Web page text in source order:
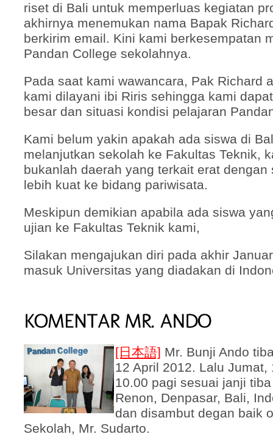
riset di Bali untuk memperluas kegiatan
akhirnya menemukan nama Bapak
berkirim email. Kini kami berkesempatan
Pandan College sekolahnya.
Pada saat kami wawancara, Pak Richard
kami dilayani ibi Riris sehingga kami
besar dan situasi kondisi pelajaran
Kami belum yakin apakah ada siswa di
melanjutkan sekolah ke Fakultas Teknik,
bukanlah daerah yang terkait erat dengan
lebih kuat ke bidang pariwisata.
Meskipun demikian apabila ada siswa
ujian ke Fakultas Teknik kami,
Silakan mengajukan diri pada akhir
masuk Universitas yang diadakan di
[日本語] Mr. Bunji Ando
12 April 2012. Lalu Jumat,
10.00 pagi sesuai janji
Renon, Denpasar, Bali,
dan disambut degan baik
Sekolah, Mr. Sudarto.